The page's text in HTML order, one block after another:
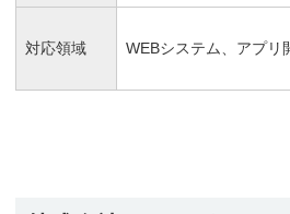
対応領域 WEBシステム、アプリ